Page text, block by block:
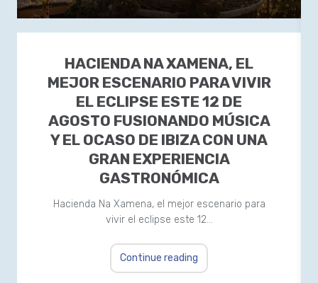
HACIENDA NA XAMENA, EL
MEJOR ESCENARIO PARA VIVIR
EL ECLIPSE ESTE 12 DE
AGOSTO FUSIONANDO MÚSICA
Y EL OCASO DE IBIZA CON UNA
GRAN EXPERIENCIA
GASTRONÓMICA
Hacienda Na Xamena, el mejor escenario para
vivir el eclipse este 12…
Continue reading